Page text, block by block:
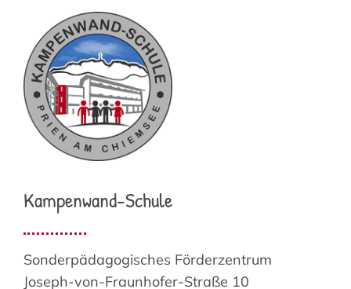
Kampenwand-Schule
Sonderpädagogisches Förderzentrum
Joseph-von-Fraunhofer-Straße 10